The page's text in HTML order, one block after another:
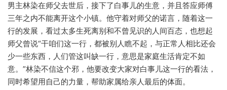
男主林染在师父去世后，接下了白事儿的生意，并且答应师傅
三年之内不能离开这个小镇。他守着对师父的诺言，随着这一
行的发展，看过太多生死离别和不曾见识的人间百态，也想起
师父曾说“干咱们这一行，都被别人瞧不起，与正常人相比还会
少一些东西，人们管这叫缺一行，意思是家庭生活肯定不如
意。”林染不信这个邪，他要改变大家对白事儿这一行的看法，
同时希望用自己的力量，帮助家属给亲人最后的体面。